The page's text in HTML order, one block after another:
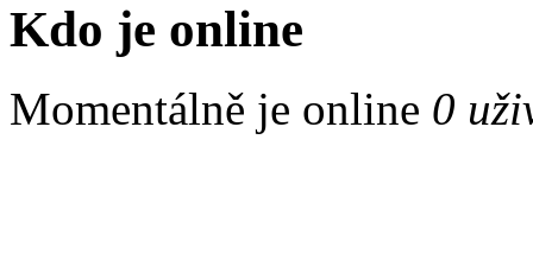
Kdo je online
Momentálně je online 0